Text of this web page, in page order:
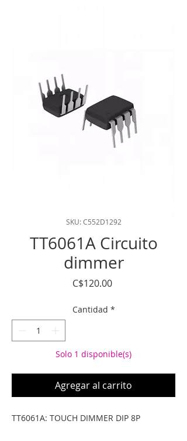
SKU: C552D1292
TT6061A Circuito
dimmer
C$120.00Precio
Cantidad *
Solo 1 disponible(s)
Agregar al carrito
TT6061A: TOUCH DIMMER DIP 8P